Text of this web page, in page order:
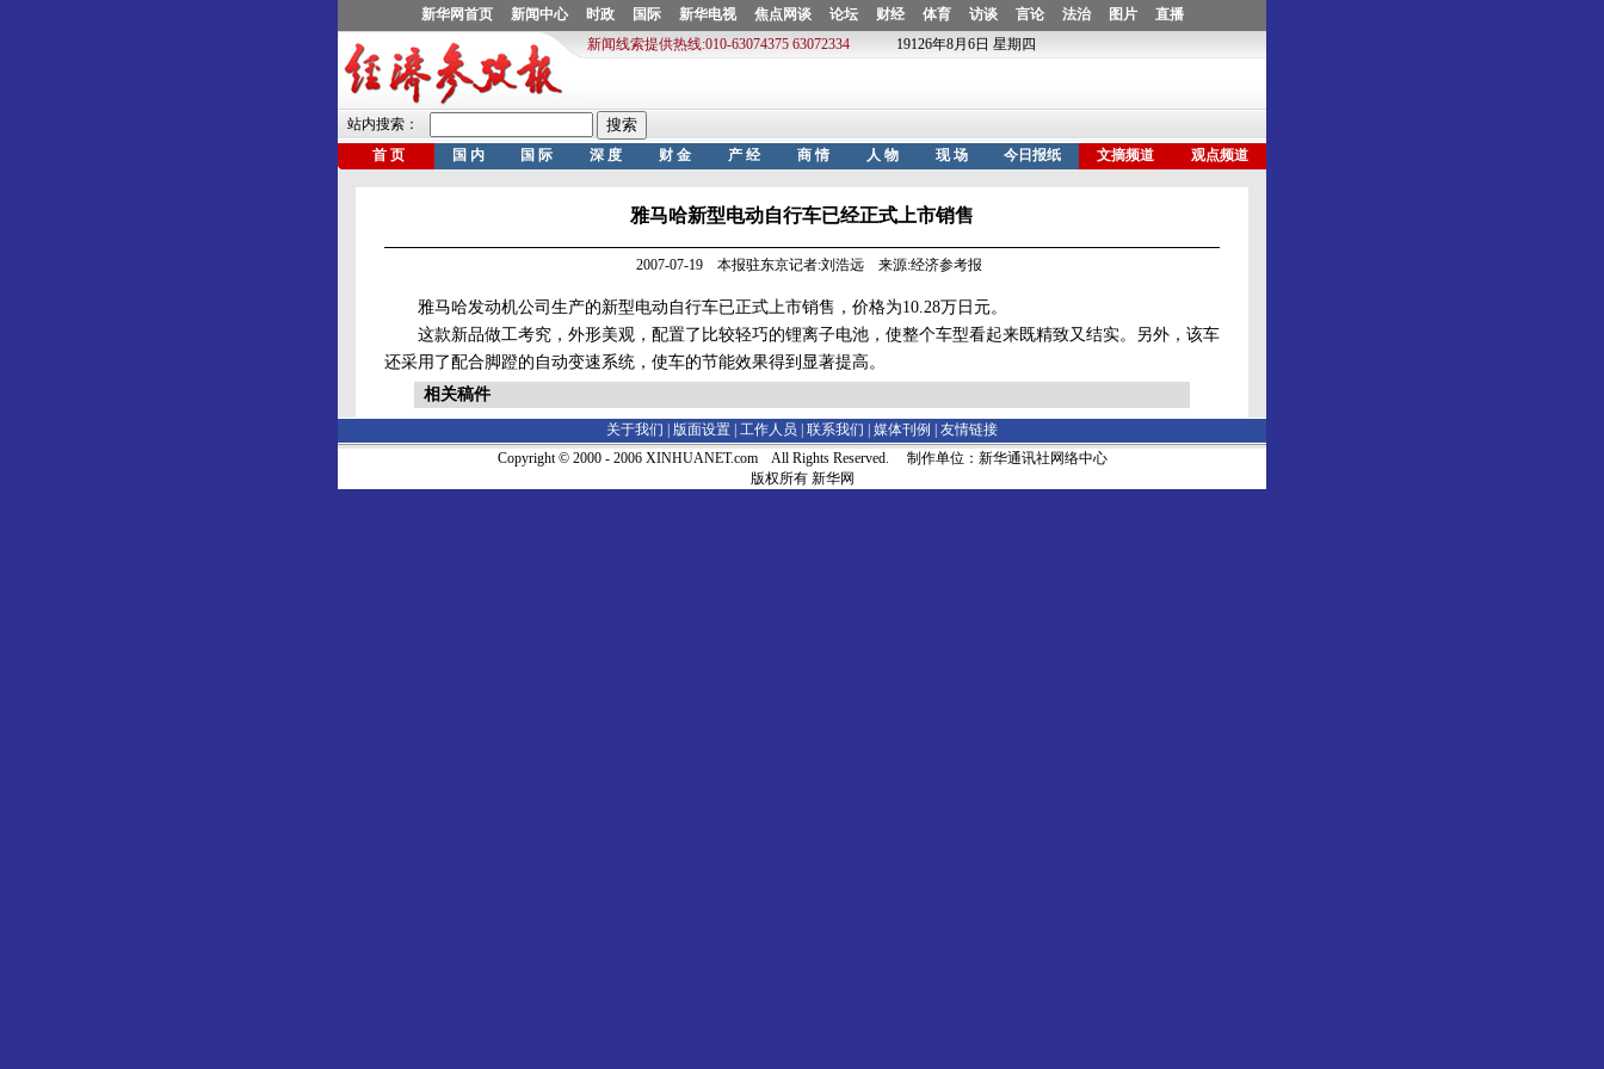
雅马哈新型电动自行车已经正式上市销售
2007-07-19 本报驻东京记者:刘浩远 来源:经济参考报
雅马哈发动机公司生产的新型电动自行车已正式上市销售，价格为10.28万日元。
这款新品做工考究，外形美观，配置了比较轻巧的锂离子电池，使整个车型看起来既精致又结实。另外，该车
还采用了配合脚蹬的自动变速系统，使车的节能效果得到显著提高。
相关稿件
关于我们 | 版面设置 工作人员 联系我们 媒体刊例
友情链接
Copyright © 2000 - 2006 XINHUANET.com All Rights Reserved. 制作单位：新华通讯社网络中心
版权所有 新华网